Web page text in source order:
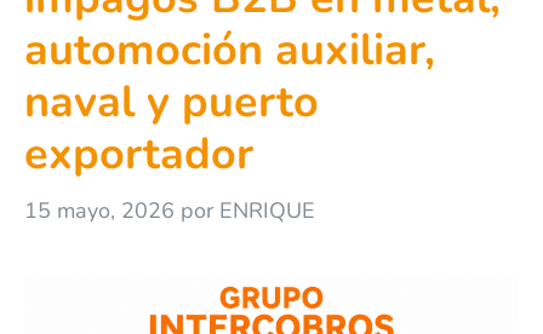
automoción auxiliar,
naval y puerto
exportador
15 mayo, 2026 por ENRIQUE